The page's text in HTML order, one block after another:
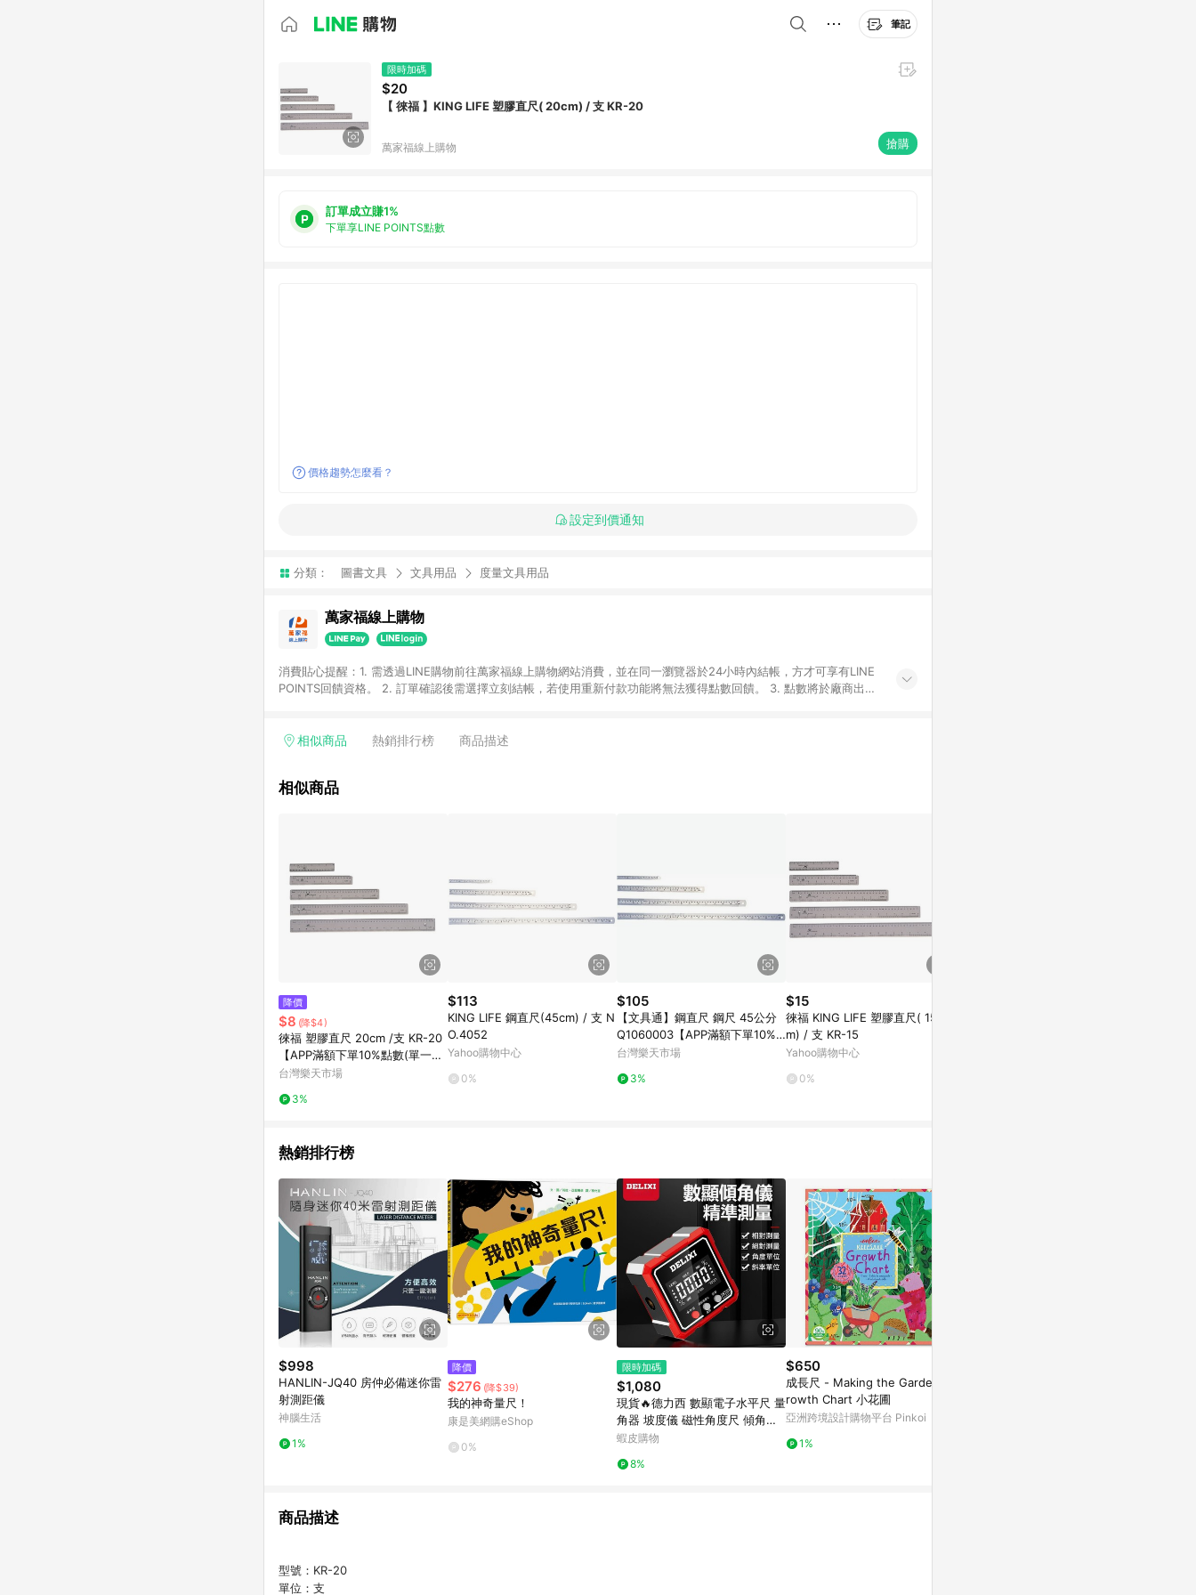
筆記
限時加碼
$20
【 徠福 】KING LIFE 塑膠直尺( 20cm) / 支 KR-20
萬家福線上購物 搶購
訂單成立賺1%
下單享LINE POINTS點數
價格趨勢怎麼看？
設定到價通知
分類： 圖書文具 文具用品 度量文具用品
萬家福線上購物
消費貼心提醒：1. 需透過LINE購物前往萬家福線上購物網站消費，並在同一瀏覽器於24小時內結帳，方才可享有LINE
POINTS回饋資格。 2. 訂單確認後需選擇立刻結帳，若使用重新付款功能將無法獲得點數回饋。 3. 點數將於廠商出貨
留時間內聯絡客服中心，並由康達盛通生活事業股份有限公司方進行訂單資格確認。 康達盛通線上購物希望提供簡
相似商品 熱銷排行榜 商品描述
相似商品
降價
$8 (降$4)
徠福 塑膠直尺 20cm /支 KR-20
【APP滿額下單10%點數(單一帳
號最高1500點)】8/31止
台灣樂天市場
3%
$113
KING LIFE 鋼直尺(45cm) / 支 N
O.4052
Yahoo購物中心
0%
$105
【文具通】鋼直尺 鋼尺 45公分
Q1060003【APP滿額下單10%
點數(單一帳號最高1500點)】8/
台灣樂天市場
3%
$15
徠福 KING LIFE 塑膠直尺( 15c
m) / 支 KR-15
Yahoo購物中心
0%
熱銷排行榜
$998
HANLIN-JQ40 房仲必備迷你雷
射測距儀
神腦生活
1%
降價
$276 (降$39)
我的神奇量尺！
康是美網購eShop
0%
限時加碼
$1,080
現貨🔥德力西 數顯電子水平尺 量
角器 坡度儀 磁性角度尺 傾角盒
帶磁規範 坡度水平儀 數位顯示傾
蝦皮購物
8%
$650
成長尺 - Making the Garden G
rowth Chart 小花圃
亞洲跨境設計購物平台 Pinkoi
1%
商品描述
型號：KR-20
單位：支